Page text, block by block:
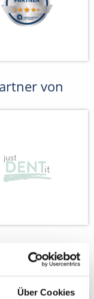
Über Cookies
von
pflanzen
Bäume